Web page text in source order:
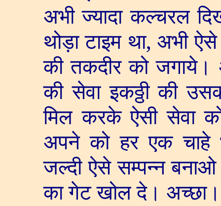
अभी ज्यादा कल्चरल
थोड़ा टाइम था, अभी ऐसे
की तकदीर को जगाये।
की सेवा इकठ्ठी की
मिल करके ऐसी सेवा
अपने को हर एक चाहे
जल्दी ऐसे सम्पन्न
का गेट खोल दे। अच्छा।